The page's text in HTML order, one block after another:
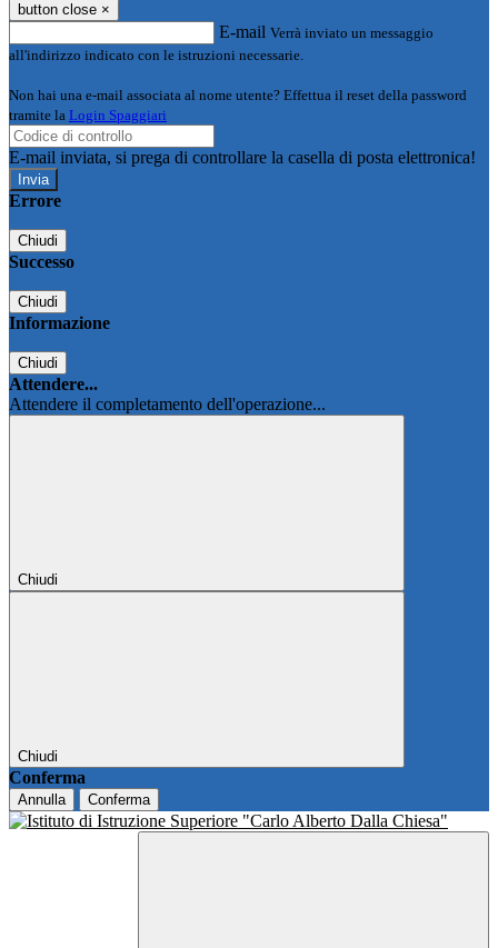
button close ×
E-mail Verrà inviato un messaggio
all'indirizzo indicato con le istruzioni necessarie.
Non hai una e-mail associata al nome utente? Effettua il reset della password
tramite la Login Spaggiari
E-mail inviata, si prega di controllare la casella di posta elettronica!
Errore
Chiudi
Successo
Chiudi
Informazione
Chiudi
Attendere...
Attendere il completamento dell'operazione...
Chiudi
Chiudi
Conferma
Annulla Conferma